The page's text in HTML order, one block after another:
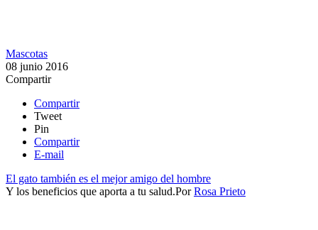
Mascotas
08 junio 2016
Compartir
Compartir
Tweet
Pin
Compartir
E-mail
El gato también es el mejor amigo del hombre
Y los beneficios que aporta a tu salud.​PorRosa Prieto